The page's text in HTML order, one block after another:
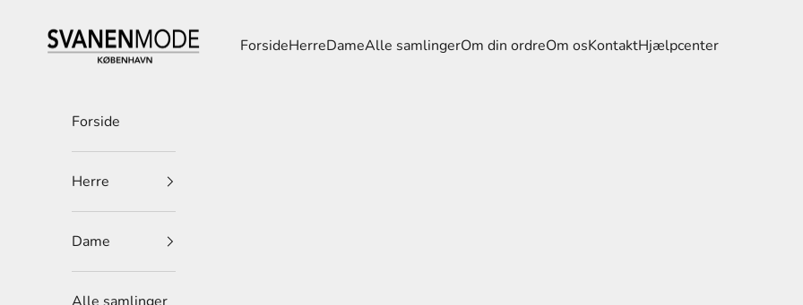
Svanen Mode
ForsideHerreDameAlle samlingerOm din ordreOm osKontaktHjælpcenter
Forside
Herre
Dame